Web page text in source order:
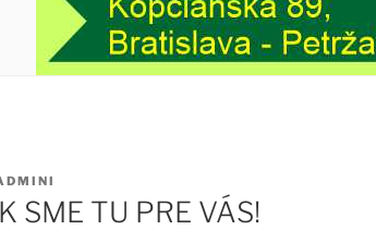
SME TU PRE VÁS!